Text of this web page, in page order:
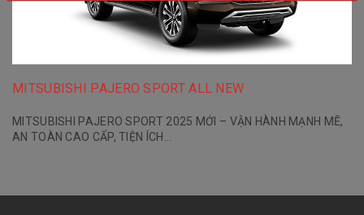
MITSUBISHI PAJERO SPORT ALL NEW
MITSUBISHI PAJERO SPORT 2025 MỚI – VẬN HÀNH MẠNH MẼ,
AN TOÀN CAO CẤP, TIỆN ÍCH...